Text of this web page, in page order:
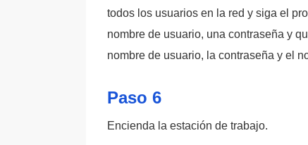
todos los usuarios en la red y siga el
nombre de usuario, una contraseña y
nombre de usuario, la contraseña y el
Paso 6
Encienda la estación de trabajo.